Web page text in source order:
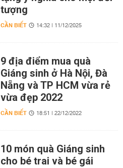
tượng
CẦN BIẾT 14:32 | 11/12/2025
9 địa điểm mua quà
Giáng sinh ở Hà Nội, Đà
Nẵng và TP HCM vừa rẻ
vừa đẹp 2022
CẦN BIẾT 18:51 | 22/12/2022
10 món quà Giáng sinh
cho bé trai và bé gái